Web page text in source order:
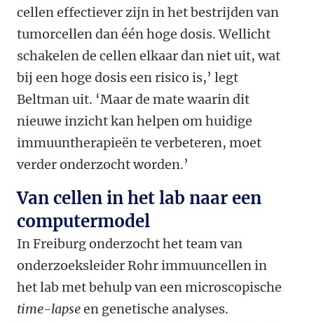
cellen effectiever zijn in het bestrijden van
tumorcellen dan één hoge dosis. Wellicht
schakelen de cellen elkaar dan niet uit, wat
bij een hoge dosis een risico is,’ legt
Beltman uit. ‘Maar de mate waarin dit
nieuwe inzicht kan helpen om huidige
immuuntherapieën te verbeteren, moet
verder onderzocht worden.’
Van cellen in het lab naar een
computermodel
In Freiburg onderzocht het team van
onderzoeksleider Rohr immuuncellen in
het lab met behulp van een microscopische
time-lapseen genetische analyses.